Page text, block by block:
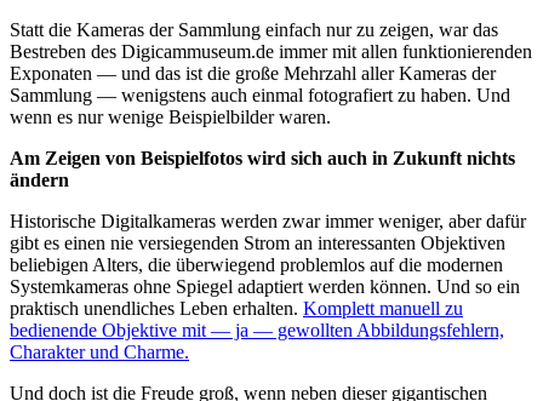
Statt die Kameras der Sammlung einfach nur zu zeigen, war das
Bestreben des Digicammuseum.de immer mit allen funktionierenden
Exponaten — und das ist die große Mehrzahl aller Kameras der
Sammlung — wenigstens auch einmal fotografiert zu haben. Und
wenn es nur wenige Beispielbilder waren.
Am Zeigen von Beispielfotos wird sich auch in Zukunft nichts
ändern
Historische Digitalkameras werden zwar immer weniger, aber dafür
gibt es einen nie versiegenden Strom an interessanten Objektiven
beliebigen Alters, die überwiegend problemlos auf die modernen
Systemkameras ohne Spiegel adaptiert werden können. Und so ein
praktisch unendliches Leben erhalten. Komplett manuell zu
bedienende Objektive mit — ja — gewollten Abbildungsfehlern,
Charakter und Charme.
Und doch ist die Freude groß, wenn neben dieser gigantischen